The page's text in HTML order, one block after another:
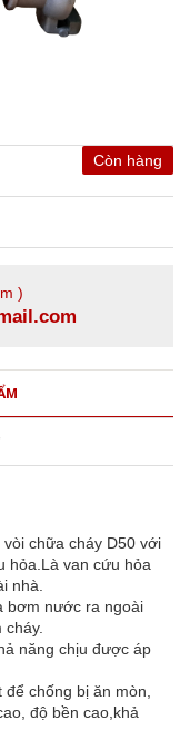
Còn hàng
)
chữa cháy D50 với
hỏa.Là van cứu hỏa
nhà.
bơm nước ra ngoài
cháy.
năng chịu được áp
chống bị ăn mòn,
độ bền cao,khả